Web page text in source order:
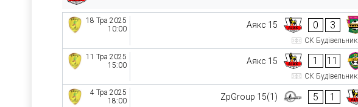
18 Тра 2025
10:00
Аякс 15 0 3
СК Будівельник
11 Тра 2025
15:00
Аякс 15 1 11
СК Будівельник
4 Тра 2025
18:00
ZpGroup 15(1) 5 1